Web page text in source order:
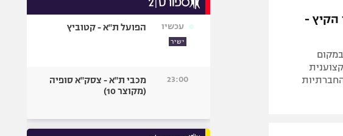
ספורט מוטורי
בייסבול MLB
הקיץ -
עכשיו
ישיר
הפועל ת"א - קטוביץ
23:00
מכבי ת"א - צסק"א סופיה
(מקוצר 10)